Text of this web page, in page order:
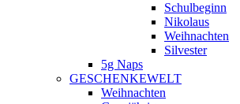
Schulbeginn
Nikolaus
Weihnachten
Silvester
5g Naps
GESCHENKEWELT
Weihnachten